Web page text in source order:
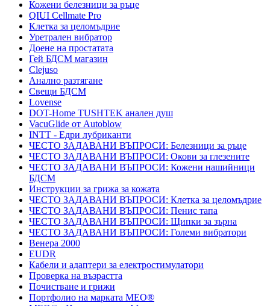
Кожени белезници за ръце
QIUI Cellmate Pro
Клетка за целомъдрие
Уретрален вибратор
Доене на простатата
Гей БДСМ магазин
Clejuso
Анално разтягане
Свещи БДСМ
Lovense
DOT-Home TUSHTEK анален душ
VacuGlide от Autoblow
INTT - Едри лубриканти
ЧЕСТО ЗАДАВАНИ ВЪПРОСИ: Белезници за ръце
ЧЕСТО ЗАДАВАНИ ВЪПРОСИ: Окови за глезените
ЧЕСТО ЗАДАВАНИ ВЪПРОСИ: Кожени нашийници
БДСМ
Инструкции за грижа за кожата
ЧЕСТО ЗАДАВАНИ ВЪПРОСИ: Клетка за целомъдрие
ЧЕСТО ЗАДАВАНИ ВЪПРОСИ: Пенис тапа
ЧЕСТО ЗАДАВАНИ ВЪПРОСИ: Щипки за зърна
ЧЕСТО ЗАДАВАНИ ВЪПРОСИ: Големи вибратори
Венера 2000
EUDR
Кабели и адаптери за електростимулатори
Проверка на възрастта
Почистване и грижи
Портфолио на марката MEO®